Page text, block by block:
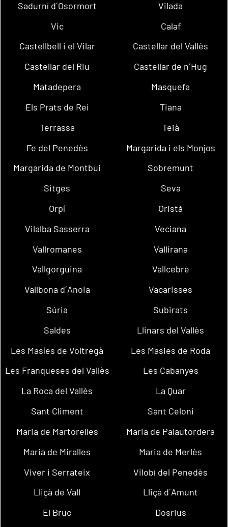
Sadurní d´Osormort
Vilada
Vic
Calaf
Castellbell i el Vilar
Castellar del Vallès
Castellar del Riu
Castellar de n´Hug
Matadepera
Masquefa
Els Prats de Rei
Tiana
Terrassa
Teià
Fe del Penedès
Margarida i els Monjos
Margarida de Montbui
Sobremunt
Sitges
Seva
Orpí
Oristà
Vilalba Sasserra
Veciana
Vallromanes
Vallirana
Vallgorguina
Vallcebre
Vallbona d´Anoia
Vacarisses
Súria
Subirats
Saldes
Llinars del Vallès
Les Masíes de Voltregà
Les Masies de Roda
Les Franqueses del Vallès
Les Cabanyes
La Roca del Vallès
La Quar
Sant Climent
Sant Celoni
Maria de Martorelles
Maria de Palautordera
Maria de Miralles
Maria de Merlès
Viver i Serrateix
Vilobí del Penedès
Lliçà de Vall
Lliçà d´Amunt
El Bruc
Dosrius